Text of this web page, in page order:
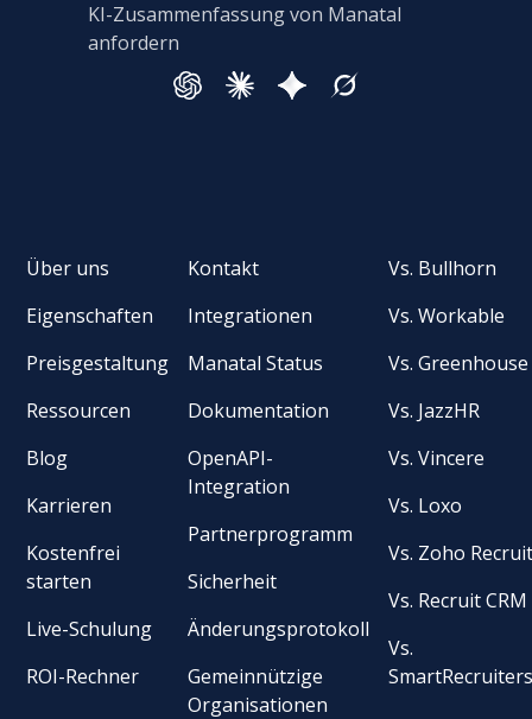
KI-Zusammenfassung von Manatal
anfordern
Über uns
Eigenschaften
Preisgestaltung
Ressourcen
Blog
Karrieren
Kostenfrei
starten
Live-Schulung
ROI-Rechner
Kontakt
Integrationen
Manatal Status
Dokumentation
OpenAPI-
Integration
Partnerprogramm
Sicherheit
Änderungsprotokoll
Gemeinnützige
Organisationen
Vs. Bullhorn
Vs. Workable
Vs. Greenhouse
Vs. JazzHR
Vs. Vincere
Vs. Loxo
Vs. Zoho
Vs. Recruit CRM
Vs.